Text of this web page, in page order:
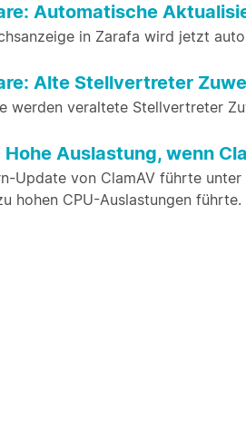
Automatische
in Zarafa wird jetzt
Alte Stellvertreter
werden veraltete Stellvertreter
Auslastung, wenn
Update von ClamAV führte
hohen CPU-Auslastungen